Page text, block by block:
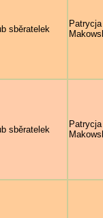
sběratelek
Patrycja
sběratelek
Patrycja